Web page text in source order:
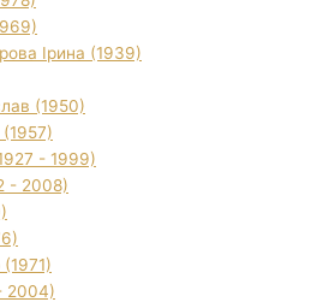
Ірина (1939)
(1950)
- 1999)
- 2008)
2004)